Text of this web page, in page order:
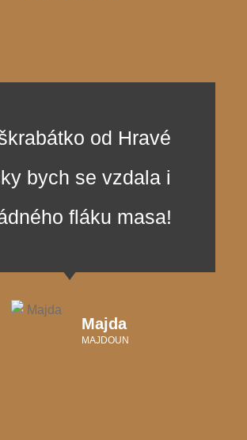
od Hravé
bych se vzdala i
fláku masa!
Majda
MAJDOUN